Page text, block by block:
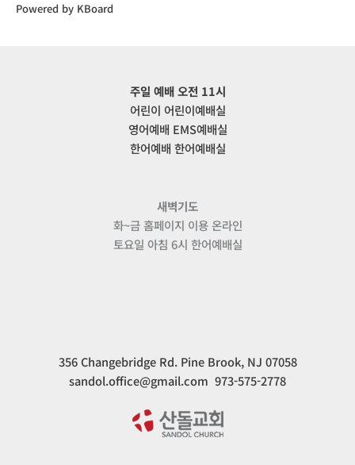
Powered by KBoard
주일 예배 오전 11시
어린이 어린이예배실
영어예배 EMS예배실
한어예배 한어예배실
새벽기도
화~금 홈페이지 이용 온라인
토요일 아침 6시 한어예배실
356 Changebridge Rd. Pine Brook, NJ 07058
sandol.office@gmail.com 973-575-2778